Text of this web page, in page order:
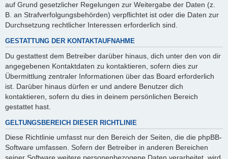
auf Grund gesetzlicher Regelungen zur Weitergabe der Daten (z.
B. an Strafverfolgungsbehörden) verpflichtet ist oder die Daten zur
Durchsetzung rechtlicher Interessen erforderlich sind.
GESTATTUNG DER KONTAKTAUFNAHME
Du gestattest dem Betreiber darüber hinaus, dich unter den von dir
angegebenen Kontaktdaten zu kontaktieren, sofern dies zur
Übermittlung zentraler Informationen über das Board erforderlich
ist. Darüber hinaus dürfen er und andere Benutzer dich
kontaktieren, sofern du dies in deinem persönlichen Bereich
gestattet hast.
GELTUNGSBEREICH DIESER RICHTLINIE
Diese Richtlinie umfasst nur den Bereich der Seiten, die die phpBB-
Software umfassen. Sofern der Betreiber in anderen Bereichen